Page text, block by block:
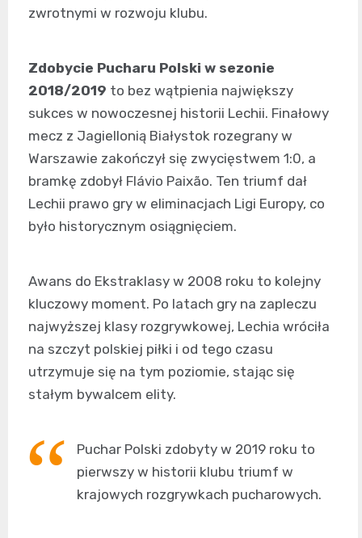
zwrotnymi w rozwoju klubu.
Zdobycie Pucharu Polski w sezonie
2018/2019 to bez wątpienia największy
sukces w nowoczesnej historii Lechii. Finałowy
mecz z Jagiellonią Białystok rozegrany w
Warszawie zakończył się zwycięstwem 1:0, a
bramkę zdobył Flávio Paixão. Ten triumf dał
Lechii prawo gry w eliminacjach Ligi Europy, co
było historycznym osiągnięciem.
Awans do Ekstraklasy w 2008 roku to kolejny
kluczowy moment. Po latach gry na zapleczu
najwyższej klasy rozgrywkowej, Lechia wróciła
na szczyt polskiej piłki i od tego czasu
utrzymuje się na tym poziomie, stając się
stałym bywalcem elity.
Puchar Polski zdobyty w 2019 roku to
pierwszy w historii klubu triumf w
krajowych rozgrywkach pucharowych.